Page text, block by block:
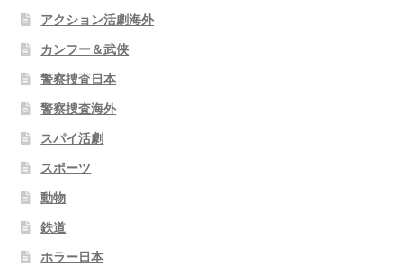
アクション活劇海外
カンフー＆武侠
警察捜査日本
警察捜査海外
スパイ活劇
スポーツ
動物
鉄道
ホラー日本